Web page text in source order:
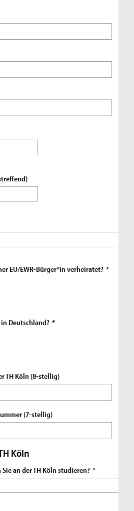
EU/EWR-Bürger*in verheiratet? *
Deutschland? *
TH Köln (8-stellig)
(7-stellig)
Köln
an der TH Köln studieren? *